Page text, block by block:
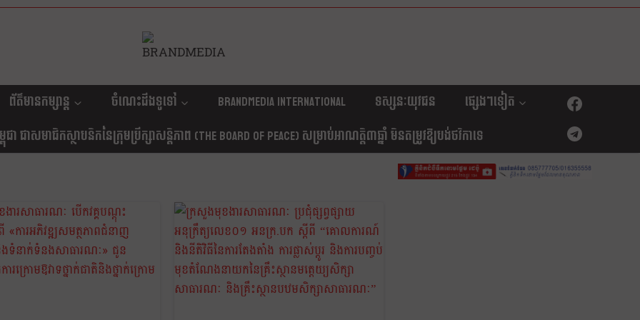
ព័ត៌មានកម្សាន្ត ចំណេះដឹងទូទៅ Brandmedia international ទស្សនៈយុវជន
ផ្សេងៗទៀត
ជាសមាជិកស្ថាបនិកនៃក្រុមប្រឹក្សាសន្តិភាព (The Board Of Peace) សម្រាប់អាណត្តិ៣ឆ្នាំ មិនតម្រូវឱ្យបង់ថវិកាទេ